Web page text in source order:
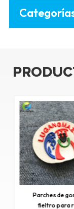
Parches de
transparente